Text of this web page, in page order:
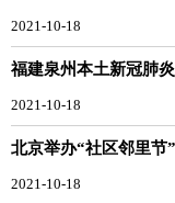
2021-10-18
福建泉州本土新冠肺
2021-10-18
北京举办“社区邻里节
2021-10-18